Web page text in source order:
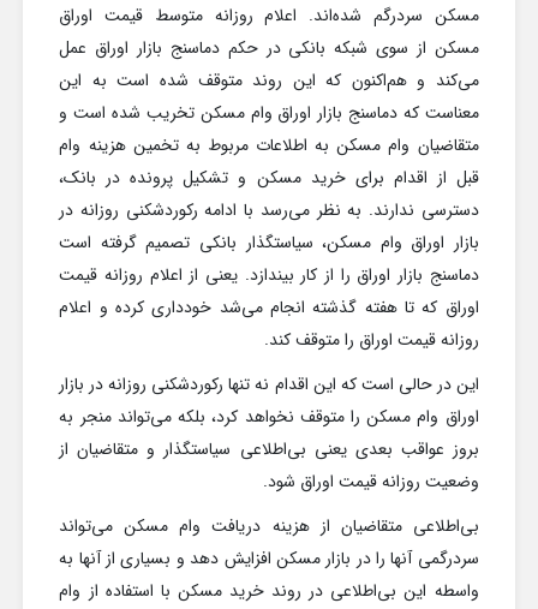
مسکن سردرگم شده‌اند. اعلام روزانه متوسط قیمت اوراق
مسکن از سوی شبکه بانکی در حکم دماسنج بازار اوراق عمل
می‌کند و هم‌اکنون که این روند متوقف شده است به این
معناست که دماسنج بازار اوراق وام مسکن تخریب شده است و
متقاضیان وام مسکن به اطلاعات مربوط به تخمین هزینه وام
قبل از اقدام برای خرید مسکن و تشکیل پرونده در بانک،
دسترسی ندارند. به نظر می‌رسد با ادامه رکوردشکنی روزانه در
بازار اوراق وام مسکن، سیاستگذار بانکی تصمیم گرفته است
دماسنج بازار اوراق را از کار بیندازد. یعنی از اعلام روزانه قیمت
اوراق که تا هفته گذشته انجام می‌شد خودداری کرده و اعلام
روزانه قیمت اوراق را متوقف کند.
این در حالی است که این اقدام نه تنها رکوردشکنی روزانه در بازار
اوراق وام مسکن را متوقف نخواهد کرد، بلکه می‌تواند منجر به
بروز عواقب بعدی یعنی بی‌اطلاعی سیاستگذار و متقاضیان از
وضعیت روزانه قیمت اوراق شود.
بی‌اطلاعی متقاضیان از هزینه دریافت وام مسکن می‌تواند
سردرگمی آنها را در بازار مسکن افزایش دهد و بسیاری از آنها به
واسطه این بی‌اطلاعی در روند خرید مسکن با استفاده از وام